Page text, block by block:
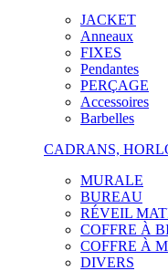
JACKET
Anneaux
FIXES
Pendantes
PERÇAGE
Accessoires
Barbelles
CADRANS,
MURALE
BUREAU
RÉVEIL
COFFRE À
COFFRE À
DIVERS